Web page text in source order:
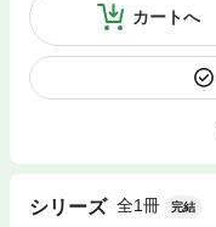
カートへ
シリーズ 全1冊 完結